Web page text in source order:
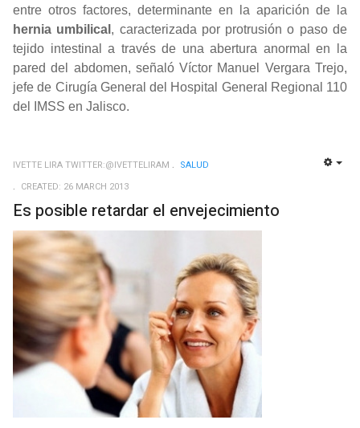
entre otros factores, determinante en la aparición de la
hernia umbilical , caracterizada por protrusión o paso de
tejido intestinal a través de una abertura anormal en la
pared del abdomen, señaló Víctor Manuel Vergara Trejo,
jefe de Cirugía General del Hospital General Regional 110
del IMSS en Jalisco.
IVETTE LIRA TWITTER:@IVETTELIRAM
SALUD
CREATED: 26 MARCH 2013
Es posible retardar el envejecimiento